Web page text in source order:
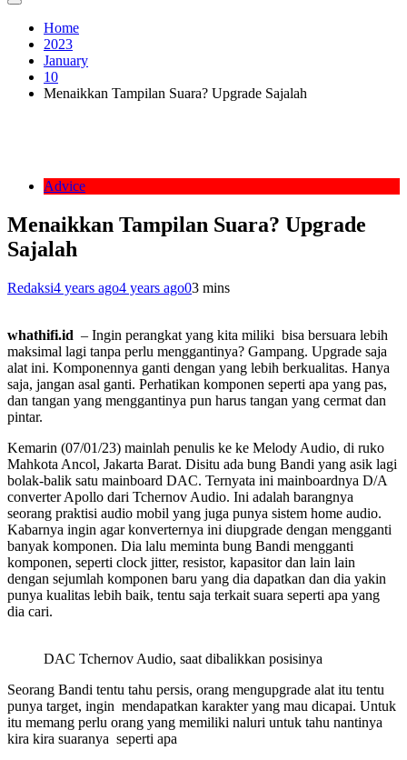
Home
2023
January
10
Menaikkan Tampilan Suara? Upgrade Sajalah
Advice
Menaikkan Tampilan Suara? Upgrade
Sajalah
Redaksi4 years ago4 years ago03 mins
whathifi.id – Ingin perangkat yang kita miliki bisa bersuara lebih
maksimal lagi tanpa perlu menggantinya? Gampang. Upgrade saja
alat ini. Komponennya ganti dengan yang lebih berkualitas. Hanya
saja, jangan asal ganti. Perhatikan komponen seperti apa yang pas,
dan tangan yang menggantinya pun harus tangan yang cermat dan
pintar.
Kemarin (07/01/23) mainlah penulis ke ke Melody Audio, di ruko
Mahkota Ancol, Jakarta Barat. Disitu ada bung Bandi yang asik lagi
bolak-balik satu mainboard DAC. Ternyata ini mainboardnya D/A
converter Apollo dari Tchernov Audio. Ini adalah barangnya
seorang praktisi audio mobil yang juga punya sistem home audio.
Kabarnya ingin agar konverternya ini diupgrade dengan mengganti
banyak komponen. Dia lalu meminta bung Bandi mengganti
komponen, seperti clock jitter, resistor, kapasitor dan lain lain
dengan sejumlah komponen baru yang dia dapatkan dan dia yakin
punya kualitas lebih baik, tentu saja terkait suara seperti apa yang
dia cari.
DAC Tchernov Audio, saat dibalikkan posisinya
Seorang Bandi tentu tahu persis, orang mengupgrade alat itu tentu
punya target, ingin mendapatkan karakter yang mau dicapai. Untuk
itu memang perlu orang yang memiliki naluri untuk tahu nantinya
kira kira suaranya seperti apa